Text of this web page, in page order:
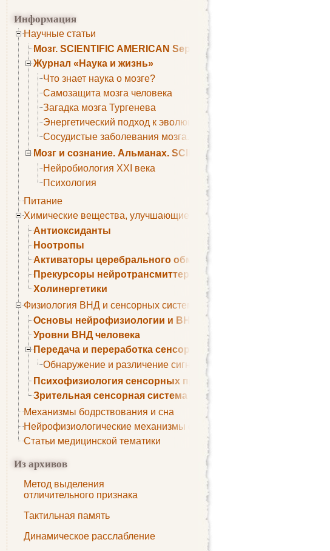
Информация
Научные статьи
Мозг. SCIENTIFIC AMERICAN September 1979
Журнал «Наука и жизнь»
Что знает наука о мозге?
Самозащита мозга человека
Загадка мозга Тургенева
Энергетический подход к эволюции мозга
Сосудистые заболевания мозга. Все может начаться с
Мозг и сознание. Альманах. SCIENTIFIC AMERICAN
Нейробиология XXI века
Психология
Питание
Химические вещества, улучшающие умственные способности
Антиоксиданты
Ноотропы
Активаторы церебрального обмена веществ
Прекурсоры нейротрансмиттеров
Холинергетики
Физиология ВНД и сенсорных систем
Основы нейрофизиологии и ВНД
Уровни ВНД человека
Передача и переработка сенсорных сигналов
Обнаружение и различение сигналов. Сенсорная рецепция
Психофизиология сенсорных процессов
Зрительная сенсорная система
Механизмы бодрствования и сна
Нейрофизиологические механизмы сна
Статьи медицинской тематики
Из архивов
Метод выделения
отличительного признака
Тактильная память
Динамическое расслабление